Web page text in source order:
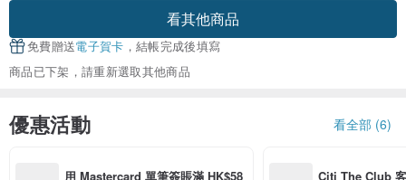
看其他商品
免費贈送電子賀卡 ，結帳完成後填寫
商品已下架，請重新選取其他商品
優惠活動 看全部 (6)
用 Mastercard 單筆簽賬滿 HK$58
Citi The Club